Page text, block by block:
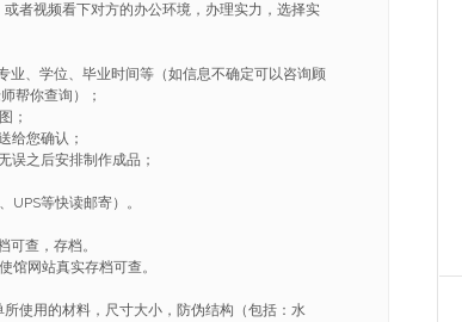
者视频看下对方的办公环境，办理实力，选择实
业、学位、毕业时间等（如信息不确定可以咨询顾
帮你查询）；
；
给您确认；
误之后安排制作成品；
UPS等快读邮寄）。
可查，存档。
馆网站真实存档可查。
使用的材料，尺寸大小，防伪结构（包括：水